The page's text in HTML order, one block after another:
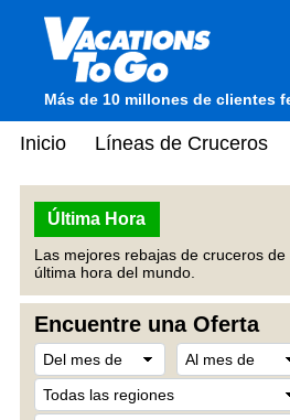
Más de 10 millones de clientes
Inicio Líneas de Cruceros
Última Hora
Las mejores rebajas de cruceros de
última hora del mundo.
Encuentre una Oferta